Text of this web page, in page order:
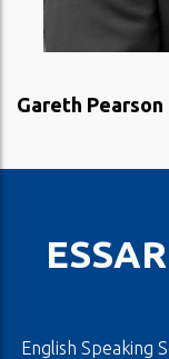
Gareth Pearson
English Speaking